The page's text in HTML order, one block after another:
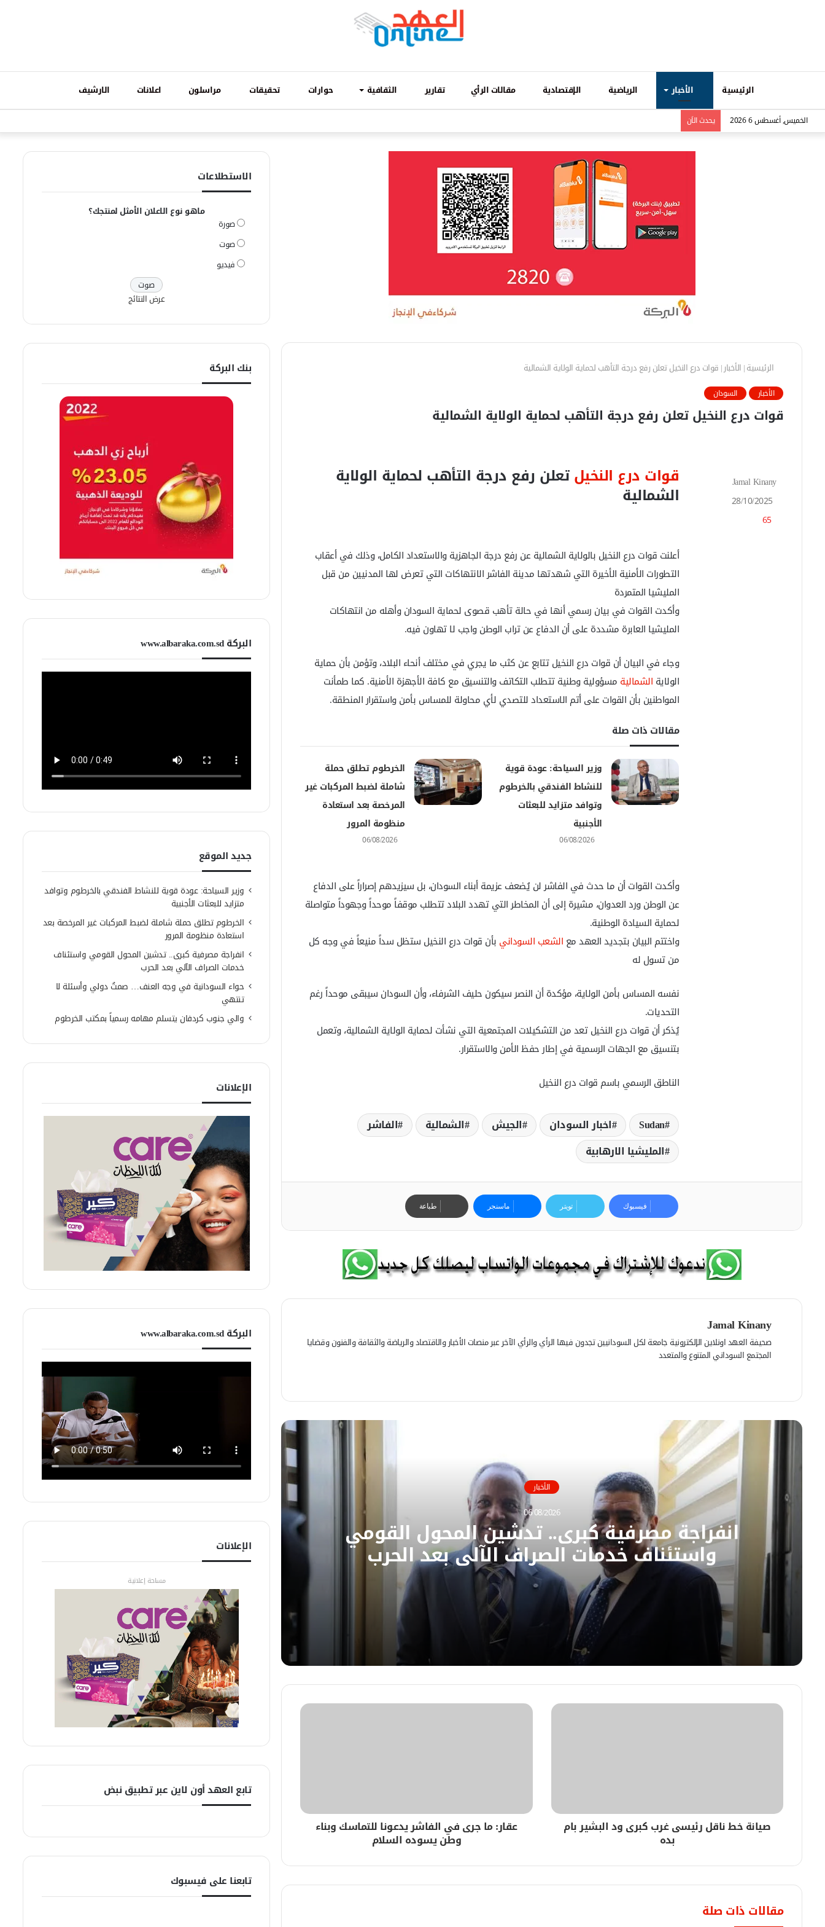
الرئيسية الأخبار الرياضية الإقتصادية مقالات الرأي تقارير الثقافية حوارات تحقيقات مراسلون اعلانات الارشيف
الخميس, أغسطس 6 2026 يحدث الاَن
الرئيسية| الأخبار| قوات درع النخيل تعلن رفع درجة التأهب لحماية الولاية الشمالية
الأخبار السودان
قوات درع النخيل تعلن رفع درجة التأهب لحماية الولاية الشمالية
قوات درع النخيلتعلن رفع درجة التأهب لحماية الولاية
الشمالية
أعلنت قوات درع النخيل بالولاية الشمالية عن رفع درجة الجاهزية والاستعداد الكامل، وذلك في أعقاب
التطورات الأمنية الأخيرة التي شهدتها مدينة الفاشر الانتهاكات التي تعرض لها المدنيين من قبل
المليشيا المتمردة
وأكدت القوات في بيان رسمي أنها في حالة تأهب قصوى لحماية السودان وأهله من انتهاكات
المليشيا العابرة مشددة على أن الدفاع عن تراب الوطن واجب لا تهاون فيه.
وجاء في البيان أن قوات درع النخيل تتابع عن كثب ما يجري في مختلف أنحاء البلاد، وتؤمن بأن حماية
الولاية الشمالية مسؤولية وطنية تتطلب التكاتف والتنسيق مع كافة الأجهزة الأمنية. كما طمأنت
المواطنين بأن القوات على أتم الاستعداد للتصدي لأي محاولة للمساس بأمن واستقرار المنطقة.
مقالات ذات صلة
وزير السياحة: عودة قوية
للنشاط الفندقي بالخرطوم
وتوافد متزايد للبعثات
الأجنبية
06/08/2026
الخرطوم تطلق حملة
شاملة لضبط المركبات غير
المرخصة بعد استعادة
منظومة المرور
06/08/2026
وأكدت القوات أن ما حدث في الفاشر لن يُضعف عزيمة أبناء السودان، بل سيزيدهم إصراراً على الدفاع
عن الوطن ورد العدوان، مشيرة إلى أن المخاطر التي تهدد البلاد تتطلب موقفاً موحداً وجهوداً متواصلة
لحماية السيادة الوطنية.
واختتم البيان بتجديد العهد مع الشعب السوداني بأن قوات درع النخيل ستظل سداً منيعاً في وجه كل
من تسول له
نفسه المساس بأمن الولاية، مؤكدة أن النصر سيكون حليف الشرفاء، وأن السودان سيبقى موحداً رغم
التحديات.
يُذكر أن قوات درع النخيل تعد من التشكيلات المجتمعية التي نشأت لحماية الولاية الشمالية، وتعمل
بتنسيق مع الجهات الرسمية في إطار حفظ الأمن والاستقرار.
الناطق الرسمي باسم قوات درع النخيل
Sudan اخبار السودان الجيش الشمالية
الفاشر
المليشيا الارھابية
Jamal Kinany
28/10/2025
65
فيسبوك تويتر ماسنجر طباعة
Jamal Kinany
صحيفة العهد اونلاين الإلكترونية جامعة لكل السودانيين تجدون فيها الرأي والرأي الآخر عبر منصات الأخبار والاقتصاد والرياضة والثقافة والفنون وقضايا
المجتمع السوداني المتنوع والمتعدد
و
ق
س
ب
و
ك
الأخبار
06/08/2026
انفراجة مصرفية كبرى.. تدشين المحول القومي
واستئناف خدمات الصراف الآلي بعد الحرب
06/08/2026
انفراجة مصرفية كبرى.. تدشين المحول القومي واستئناف خدمات الصراف الآلي بعد الحرب
والي جنوب كردفان يتسلم مهامه رسمياً بمكتب الخرطوم
06/08/2026
وزير الزراعة والري يدشن برنامج بناء القدرات بالخرطوم
والي القضارف أصدر قراراً بحل المجلس الأعلى للشؤون الدينية
صيانة خط ناقل رئيسى غرب كبرى ود البشير بام
بده
عقار: ما جرى في الفاشر يدعونا للتماسك وبناء
وطن يسوده السلام
مقالات ذات صلة
الاستطلاعات
ماهو نوع الاعلان الأمثل لمنتجك؟
صورة
صوت
فيديو
عرض النتائج
بنك البركة
البركة www.albaraka.com.sd
جديد الموقع
وزير السياحة: عودة قوية للنشاط الفندقي بالخرطوم وتوافد
متزايد للبعثات الأجنبية
الخرطوم تطلق حملة شاملة لضبط المركبات غير المرخصة بعد
استعادة منظومة المرور
انفراجة مصرفية كبرى.. تدشين المحول القومي واستئناف
خدمات الصراف الآلي بعد الحرب
حواء السودانية في وجه العنف… صمتٌ دولي وأسئلة لا
تنتهي
والي جنوب كردفان يتسلم مهامه رسمياً بمكتب الخرطوم
الإعلانات
البركة www.albaraka.com.sd
الإعلانات
مساحة إعلانية
تابع العهد أون لاين عبر تطبيق نبض
تابعنا على فيسبوك